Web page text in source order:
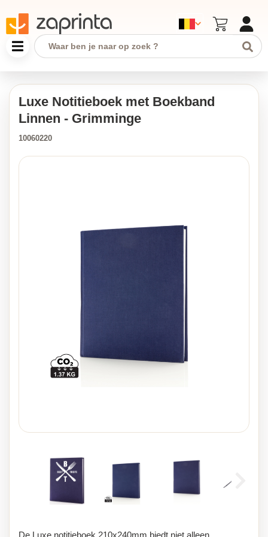
Luxe Notitieboek met Boekband
Linnen - Grimminge
10060220
De Luxe notitieboek 210x240mm biedt niet alleen